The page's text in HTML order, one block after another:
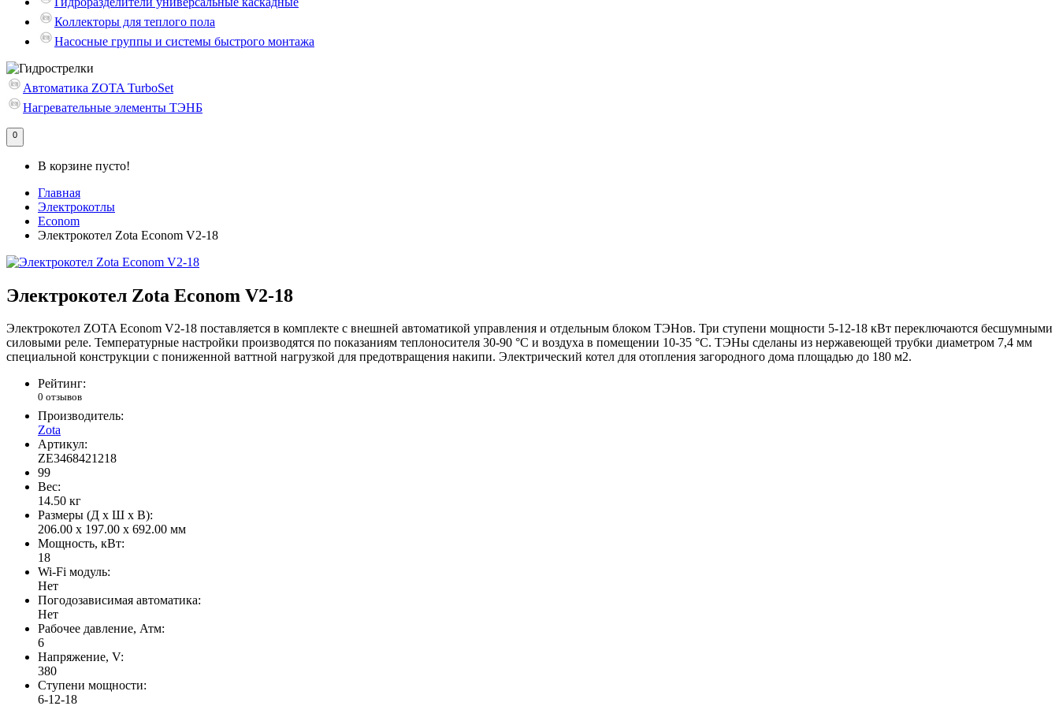
Коллекторы для теплого пола
Насосные группы и системы быстрого монтажа
Автоматика ZOTA TurboSet
Нагревательные элементы ТЭНБ
0
В корзине пусто!
Главная
Электрокотлы
Econom
Электрокотел Zota Econom V2-18
Электрокотел Zota Econom V2-18
Электрокотел ZOTA Econom V2-18 поставляется в комплекте с внешней автоматикой управления и отдельным блоком ТЭНов. Три ступени мощности 5-12-18 кВт переключаются бесшумными
силовыми реле. Температурные настройки производятся по показаниям теплоносителя 30-90 °С и воздуха в помещении 10-35 °С. ТЭНы сделаны из нержавеющей трубки диаметром 7,4 мм
специальной конструкции с пониженной ваттной нагрузкой для предотвращения накипи. Электрический котел для отопления загородного дома площадью до 180 м2.
Рейтинг:
0 отзывов
Производитель:
Zota
Артикул:
ZE3468421218
99
Вес:
14.50 кг
Размеры (Д x Ш x В):
206.00 x 197.00 x 692.00 мм
Мощность, кВт:
18
Wi-Fi модуль:
Нет
Погодозависимая автоматика:
Нет
Рабочее давление, Атм:
6
Напряжение, V:
380
Ступени мощности:
6-12-18